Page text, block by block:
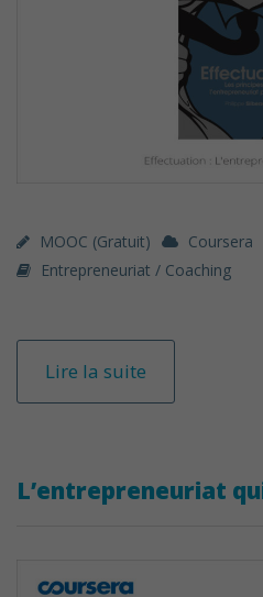
MOOC (gratuit)
Coursera
Entrepreneuriat / Coaching
Lire la suite
L’entrepreneuriat